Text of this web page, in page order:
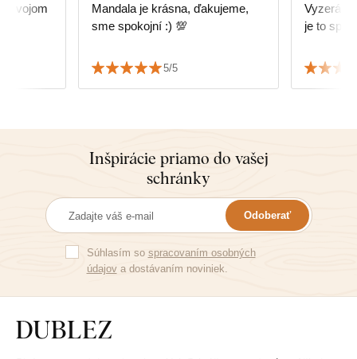
svojom
Mandala je krásna, ďakujeme,
sme spokojní :) 💯
5/5
Vyzerá
je to
Inšpirácie priamo do vašej
schránky
Odoberať
Súhlasím so spracovaním osobných
údajova dostávaním noviniek.